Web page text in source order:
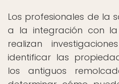
Los profesionales de la
a la integración con
realizan
identificar las
los antiguos